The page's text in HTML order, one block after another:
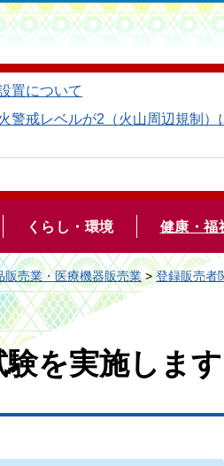
置について
警戒レベルが2（火山周辺規制）
くらし・環境 健康・福
販売業・医療機器販売業 >登録販売者
を実施します